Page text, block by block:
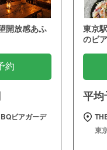
開放感あふ
約
ビアガーデ
東京
のビ
平
東